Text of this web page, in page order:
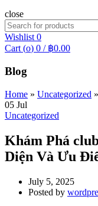
close
Search
for:
Wishlist 0
Cart (o) 0 / ฿0.00
Blog
Home » Uncategorized »
05 Jul
Uncategorized
Khám Phá
Diện Và Ưu
July 5, 2025
Posted by